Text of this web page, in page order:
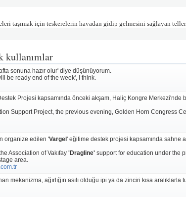
taşımak için teskerelerin havadan gidip gelmesini sağlayan
kullanımlar
sonuna hazır olur' diye düşünüyorum.
be ready end of the week', I think.
Projesi kapsamında önceki akşam, Haliç Kongre Merkezi'nde
Support Project, the previous evening, Golden Horn Congress
organize edilen 'Vargel ' eğitime destek projesi kapsamında sahne
Association of Vakıfay 'Dragline' support for education under the
area.
mekanizma, ağırlığın asılı olduğu ipi ya da zinciri kısa aralıklarla